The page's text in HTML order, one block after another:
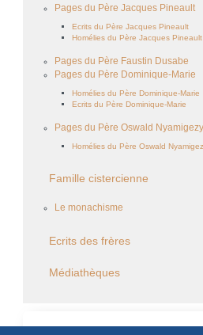
Pages du Père Jacques Pineault
Ecrits du Père Jacques Pineault
Homélies du Père Jacques Pineault
Pages du Père Faustin Dusabe
Pages du Père Dominique-Marie
Homélies du Père Dominique-Marie
Ecrits du Père Dominique-Marie
Pages du Père Oswald
Homélies du Père Oswald
Famille cistercienne
Le monachisme
Ecrits des frères
Médiathèques